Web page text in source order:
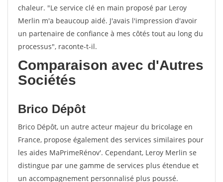
chaleur. "Le service clé en main proposé par Leroy
Merlin m'a beaucoup aidé. J'avais l'impression d'avoir
un partenaire de confiance à mes côtés tout au long du
processus", raconte-t-il.
Comparaison avec d'Autres
Sociétés
Brico Dépôt
Brico Dépôt, un autre acteur majeur du bricolage en
France, propose également des services similaires pour
les aides MaPrimeRénov'. Cependant, Leroy Merlin se
distingue par une gamme de services plus étendue et
un accompagnement personnalisé plus poussé.